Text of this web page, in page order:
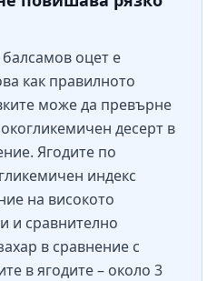
оцет е
как правилното
може да превърне
десерт в
Ягодите по
индекс
на високото
и сравнително
в сравнение с
в ягодите – около 3